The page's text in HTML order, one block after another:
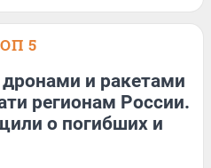
5
и ракетами
регионам России.
о погибших и